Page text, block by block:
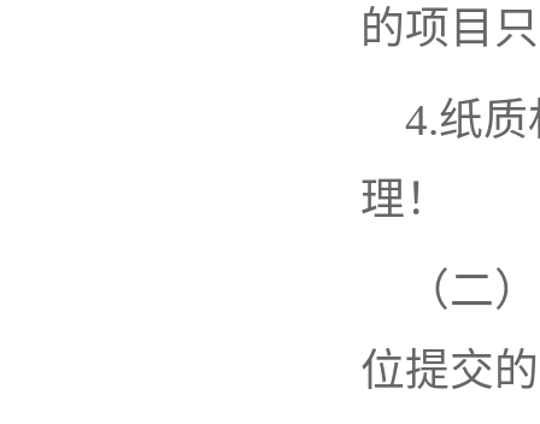
的项目
4.纸
理！
（二
位提交